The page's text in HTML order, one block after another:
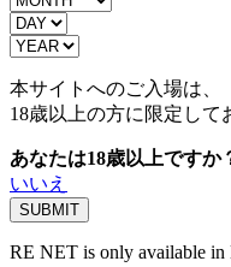
本サイトへのご入場は、
18歳以上の方に限定して
あなたは18歳以上ですか
いいえ
RE NET is only available in